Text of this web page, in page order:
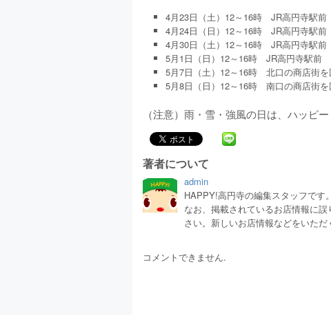
4月23日（土）12～16時 JR高円寺駅前
4月24日（日）12～16時 JR高円寺駅前
4月30日（土）12～16時 JR高円寺駅
5月1日（日）12～16時 JR高円寺駅前
5月7日（土）12～16時 北口の商店街を
5月8日（日）12～16時 南口の商店街を
（注意）雨・雪・強風の日は、ハッピー
著者について
admin
HAPPY!高円寺の編集スタッフです
なお、掲載されているお店情報に
さい。新しいお店情報などをいただ
コメントできません.